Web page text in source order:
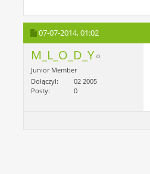
07-07-2014,01:02
M_L_O_D_Y
Junior Member
Dołączył
02 2005
Posty
0